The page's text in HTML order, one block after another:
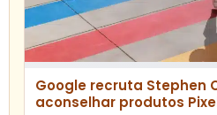
Google recruta Stephen
aconselhar produtos